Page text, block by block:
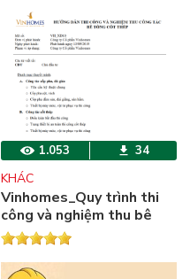
1.053 34
KHÁC
Vinhomes_Quy trình thi
công và nghiệm thu bê
tông cốt thép